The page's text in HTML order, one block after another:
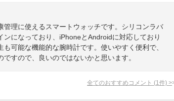
管理に使えるスマートウォッチです。シリコンラバ
になっており、iPhoneとAndroidに対応しており
可能な機能的な腕時計です。使いやすく便利で、
すので、良いのではないかと思います。
全てのおすすめコメント (1 件) >